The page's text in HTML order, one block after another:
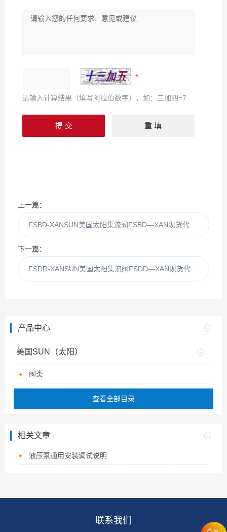
请输入计算结果（填写阿拉伯数字），如：三加四=7
上一篇：
下一篇：
产品中心
美国SUN（太阳）
阀类
查看全部目录
相关文章
液压泵通用安装调试说明
联系我们